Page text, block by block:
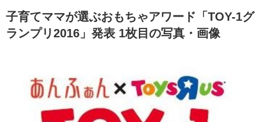
子育てママが選ぶおもちゃアワード「TOY-1グ
ランプリ2016」発表 1枚目の写真・画像